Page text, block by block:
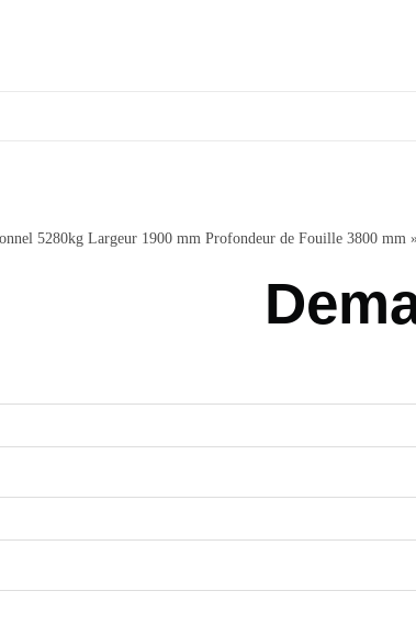
5280kg Largeur 1900 mm Profondeur de Fouille 3800 mm